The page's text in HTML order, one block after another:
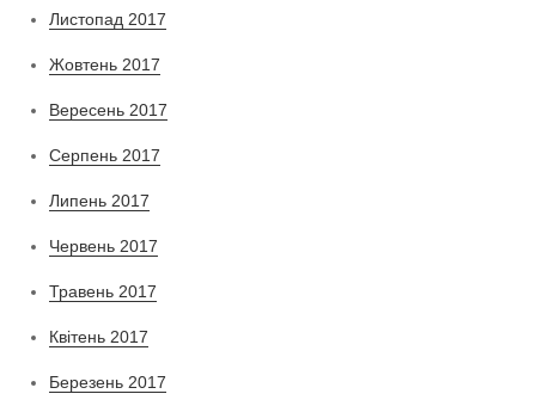
Листопад 2017
Жовтень 2017
Вересень 2017
Серпень 2017
Липень 2017
Червень 2017
Травень 2017
Квітень 2017
Березень 2017